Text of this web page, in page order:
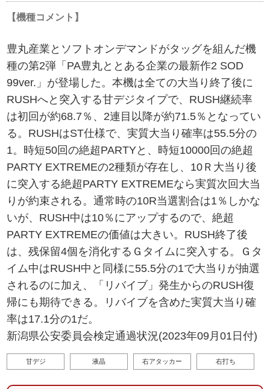
【機種コメント】
豊丸産業とソフトオンデマンドがタッグを組んだ機
種の第2弾「PA豊丸ととある企業の最新作2 SOD
99ver.」が登場した。本機は全ての大当り終了後に
RUSHへと突入する甘デジタイプで、RUSH継続率
は初回が約68.7％、2連目以降が約71.5％となってい
る。RUSHはST仕様で、実質大当り確率は55.5分の
1。時短50回の絶超PARTYと、時短10000回の絶超
PARTY EXTREMEの2種類が存在し、10Ｒ大当り後
に突入する絶超PARTY EXTREMEなら実質次回大当
りが約束される。通常時の10R当選割合は1％しかな
いが、RUSH中は10％にアップするので、絶超
PARTY EXTREMEの価値は大きい。RUSH終了後
は、残保留4個を消化するＧタイムに突入する。Ｇタ
イム中はRUSH中と同様に55.5分の1で大当りが抽選
されるのに加え、「リバイブ」発生からのRUSH復
帰にも期待できる。リバイブを含めた実質大当り確
率は17.1分の1だ。
新潟県公安委員会検定通過状況(2023年09月01日付)
甘デジ 液晶 右アタッカー 右打ち